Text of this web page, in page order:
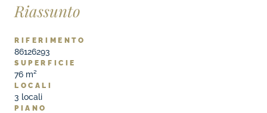
Riassunto
RIFERIMENTO
86126293
SUPERFICIE
76 m²
LOCALI
3 locali
PIANO